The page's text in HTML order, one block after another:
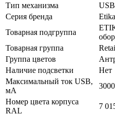
Тип механизма
Серия бренда
Etika
Товарная подгруппа
Товарная группа
Группа цветов
Наличие подсветки
Нет
Максимальный ток USB,
мА
Номер цвета корпуса
RAL
7